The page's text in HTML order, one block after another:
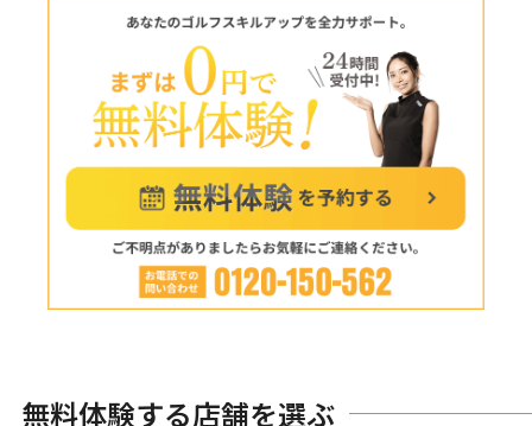
無料体験する店舗を選ぶ